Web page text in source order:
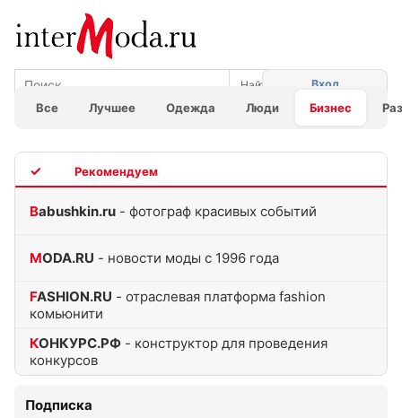
Все Лучшее Одежда Люди Бизнес
Вход
Babushkin.ru - фотограф красивых событий
MODA.RU - новости моды с 1996 года
FASHION.RU - отраслевая платформа fashion
комьюнити
КОНКУРС.РФ - конструктор для проведения
конкурсов
Подписка